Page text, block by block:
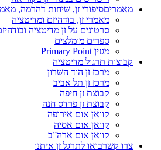
מאמריםסיפורי זן, שיחות דהרמה,
מאמרי זן, בודהיזם ומדיטציה
סרטונים על זן מדיטציה
ספרים מומלצים
מגזין Primary Point
קבוצות תרגול מדיטציה
מרכז זן הוד השרון
מרכז זן תל אביב
קבוצת זן חיפה
קבוצת זן פרדס חנה
קוואן אום אירופה
קוואן אום אסיה
קוואן אום ארה”ב
צרו קשרבואו לתרגל זן איתנו